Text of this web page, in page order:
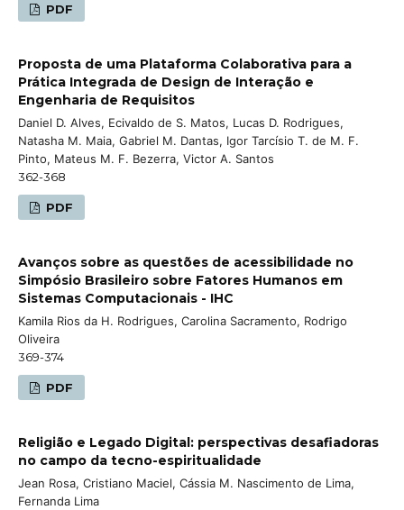
PDF
Proposta de uma Plataforma Colaborativa para a
Prática Integrada de Design de Interação e
Engenharia de Requisitos
Daniel D. Alves, Ecivaldo de S. Matos, Lucas D. Rodrigues,
Natasha M. Maia, Gabriel M. Dantas, Igor Tarcísio T. de M. F.
Pinto, Mateus M. F. Bezerra, Victor A. Santos
362-368
PDF
Avanços sobre as questões de acessibilidade no
Simpósio Brasileiro sobre Fatores Humanos em
Sistemas Computacionais - IHC
Kamila Rios da H. Rodrigues, Carolina Sacramento, Rodrigo
Oliveira
369-374
PDF
Religião e Legado Digital: perspectivas desafiadoras
no campo da tecno-espiritualidade
Jean Rosa, Cristiano Maciel, Cássia M. Nascimento de Lima,
Fernanda Lima